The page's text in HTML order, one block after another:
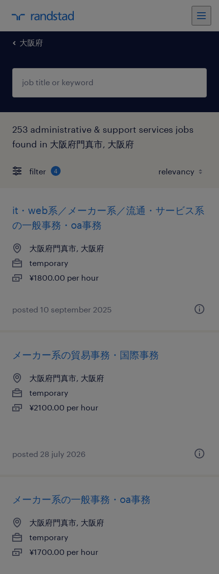
大阪府
253 administrative & support services jobs
found in 大阪府門真市, 大阪府
filter 4
it・web系／メーカー系／流通・サービス系
の一般事務・oa事務
大阪府門真市, 大阪府
temporary
¥1800.00 per hour
posted 10 september 2025
メーカー系の貿易事務・国際事務
大阪府門真市, 大阪府
temporary
¥2100.00 per hour
posted 28 july 2026
メーカー系の一般事務・oa事務
大阪府門真市, 大阪府
temporary
¥1700.00 per hour